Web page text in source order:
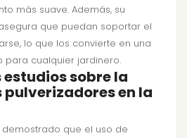
más suave. Además, su
que puedan soportar el
lo que los convierte en una
para cualquier jardinero.
estudios sobre la
en la
que el uso de